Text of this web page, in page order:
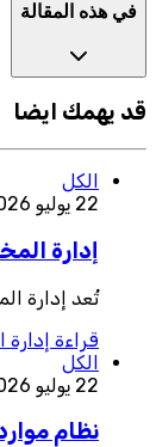
في هذه المقالة
قد يهمك ايضا
الكل
22 يوليو 2026
إدارة
تُعد إدارة
قراءة
الكل
22 يوليو 2026
نظام